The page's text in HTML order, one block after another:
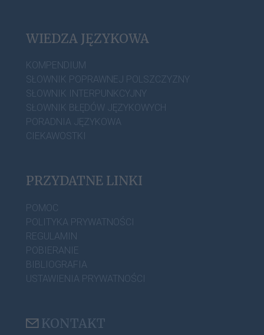
WIEDZA JĘZYKOWA
KOMPENDIUM
SŁOWNIK POPRAWNEJ POLSZCZYZNY
SŁOWNIK INTERPUNKCYJNY
SŁOWNIK BŁĘDÓW JĘZYKOWYCH
PORADNIA JĘZYKOWA
CIEKAWOSTKI
PRZYDATNE LINKI
POMOC
POLITYKA PRYWATNOŚCI
REGULAMIN
POBIERANIE
BIBLIOGRAFIA
USTAWIENIA PRYWATNOŚCI
KONTAKT